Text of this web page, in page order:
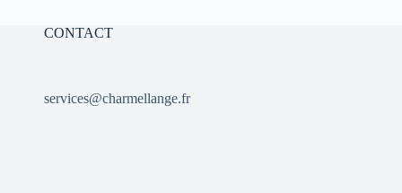
CONTACT
services@charmellange.fr